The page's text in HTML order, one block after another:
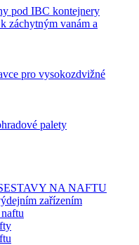
pod IBC kontejnery
záchytným vanám a
pro vysokozdvižné
palety
NA NAFTU
zařízením